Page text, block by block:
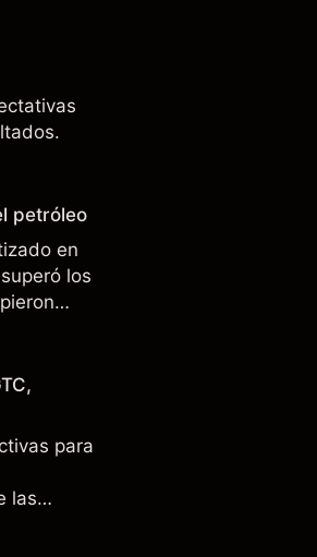
que
petróleo
en
los
para
las